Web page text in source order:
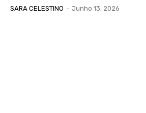
SARA CELESTINO - Junho 13, 2026